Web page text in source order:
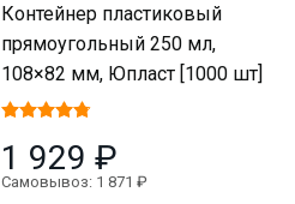
Контейнер пластиковый
прямоугольный 250 мл,
108×82 мм, Юпласт [1000 шт]
1 929 ₽
Самовывоз: 1 871 ₽